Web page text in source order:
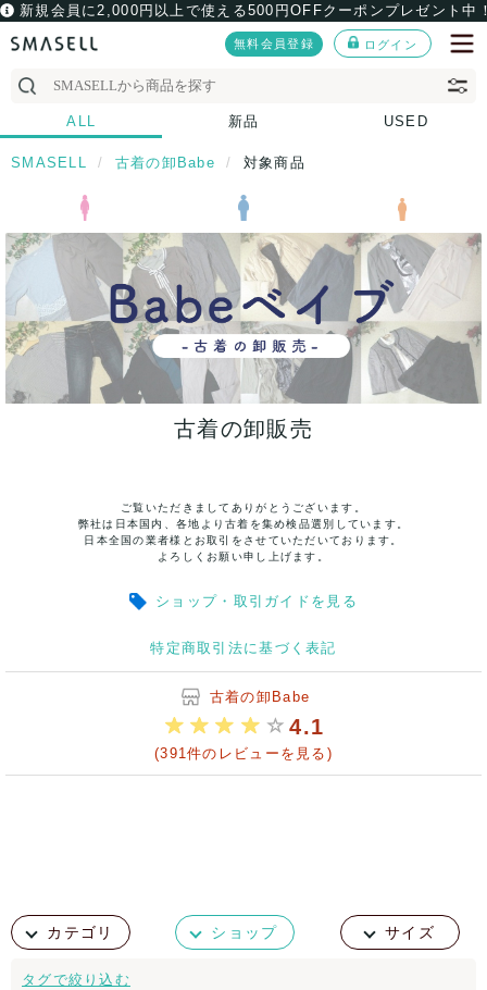
新規会員に2,000円以上で使える500円OFFクーポンプレゼント中
無料会員登録 ログイン
ALL 新品 USED
SMASELL 古着の卸Babe 対象商品
古着の卸販売
ご覧いただきましてありがとうございます。
弊社は日本国内、各地より古着を集め検品選別しています。
日本全国の業者様とお取引をさせていただいております。
よろしくお願い申し上げます。
ショップ・取引ガイドを見る
特定商取引法に基づく表記
古着の卸Babe
4.1
(391件のレビューを見る)
カテゴリ ショップ サイズ
タグで絞り込む